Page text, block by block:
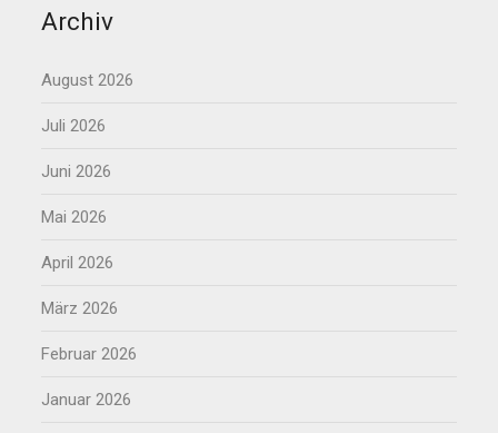
Archiv
August 2026
Juli 2026
Juni 2026
Mai 2026
April 2026
März 2026
Februar 2026
Januar 2026